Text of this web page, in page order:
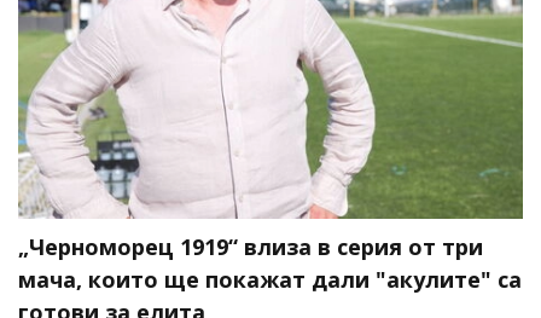
„Черноморец 1919“ влиза в серия от три
мача, които ще покажат дали "акулите" са
готови за елита